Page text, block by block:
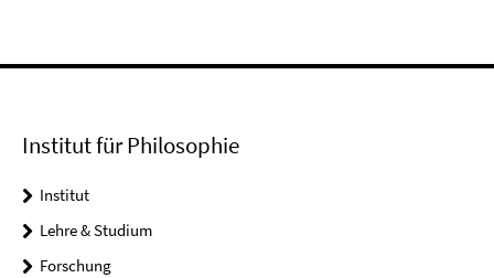
Institut für Philosophie
Institut
Lehre & Studium
Forschung